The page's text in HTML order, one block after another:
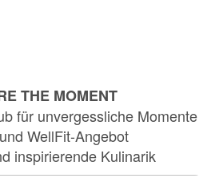
THE MOMENT
für unvergessliche Momente
WellFit-Angebot
inspirierende Kulinarik